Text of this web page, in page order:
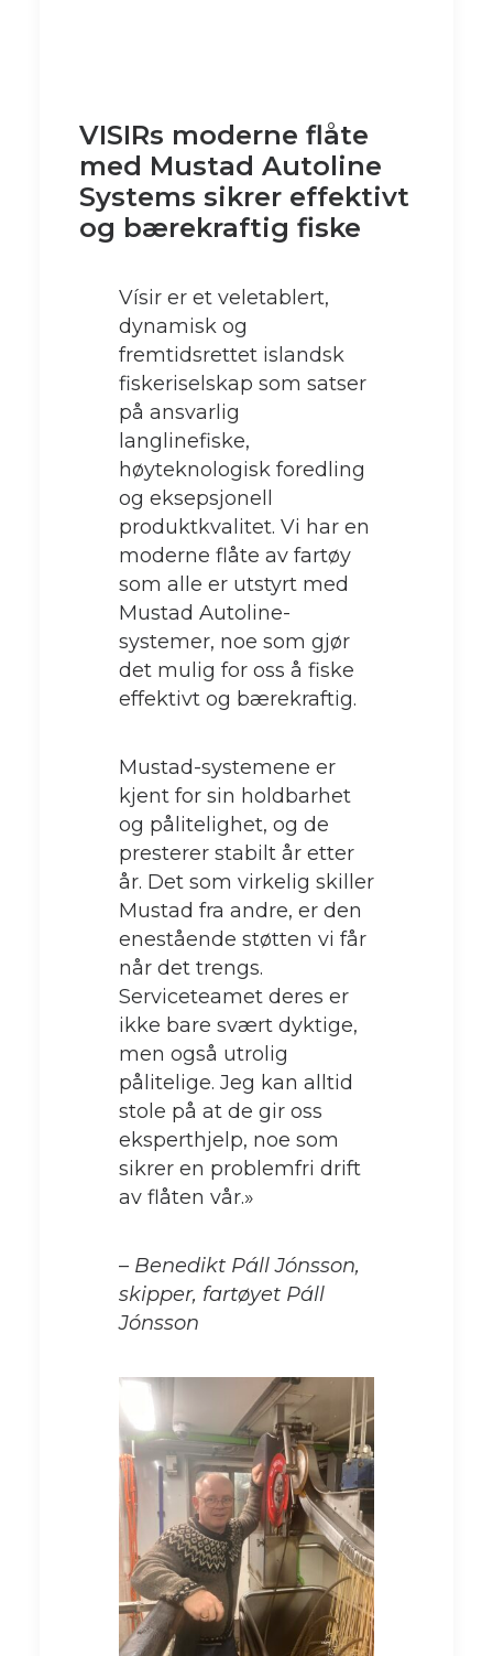
VISIRs moderne flåte
med Mustad Autoline
Systems sikrer effektivt
og bærekraftig fiske
Vísir er et veletablert,
dynamisk og
fremtidsrettet islandsk
fiskeriselskap som satser
på ansvarlig
langlinefiske,
høyteknologisk foredling
og eksepsjonell
produktkvalitet. Vi har en
moderne flåte av fartøy
som alle er utstyrt med
Mustad Autoline-
systemer, noe som gjør
det mulig for oss å fiske
effektivt og bærekraftig.
Mustad-systemene er
kjent for sin holdbarhet
og pålitelighet, og de
presterer stabilt år etter
år. Det som virkelig skiller
Mustad fra andre, er den
enestående støtten vi får
når det trengs.
Serviceteamet deres er
ikke bare svært dyktige,
men også utrolig
pålitelige. Jeg kan alltid
stole på at de gir oss
eksperthjelp, noe som
sikrer en problemfri drift
av flåten vår.»
– Benedikt Páll Jónsson,
skipper, fartøyet Páll
Jónsson